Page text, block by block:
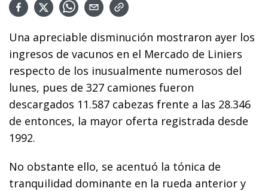
Una apreciable disminución mostraron ayer los
ingresos de vacunos en el Mercado de Liniers
respecto de los inusualmente numerosos del
lunes, pues de 327 camiones fueron
descargados 11.587 cabezas frente a las 28.346
de entonces, la mayor oferta registrada desde
1992.
No obstante ello, se acentuó la tónica de
tranquilidad dominante en la rueda anterior y